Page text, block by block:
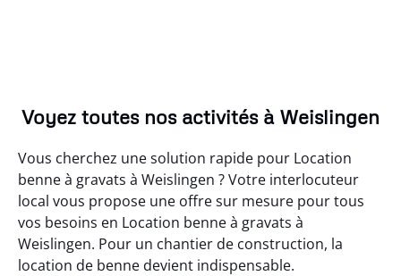
Voyez toutes nos activités à Weislingen
Vous cherchez une solution rapide pour Location
benne à gravats à Weislingen ? Votre interlocuteur
local vous propose une offre sur mesure pour tous
vos besoins en Location benne à gravats à
Weislingen. Pour un chantier de construction, la
location de benne devient indispensable.